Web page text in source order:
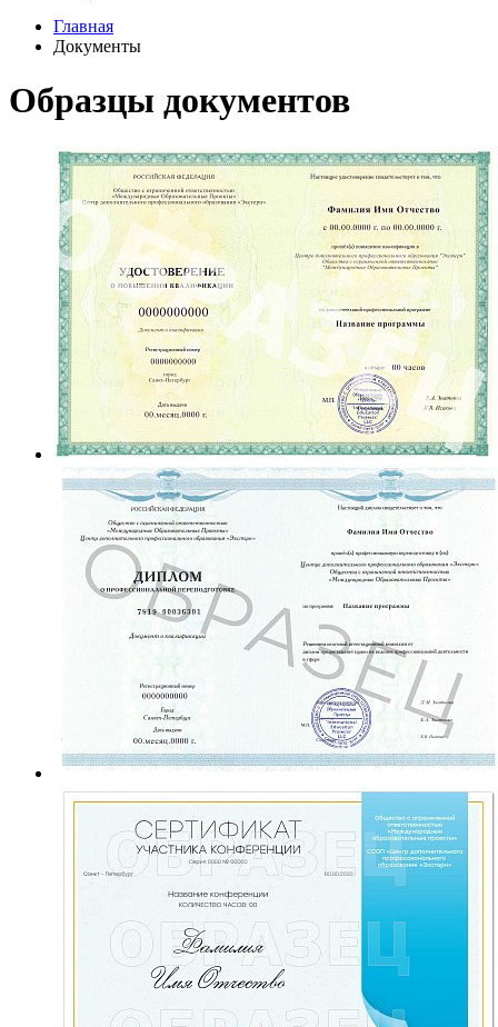
Главная
Документы
Образцы документов